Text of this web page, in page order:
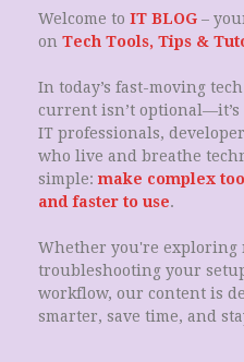
Welcome to IT BLOG –
on Tech Tools, Tips &
In today’s fast-moving
current isn’t optional—it’s
IT professionals,
who live and breathe
simple: make complex
and faster to use.
Whether you're exploring
troubleshooting your
workflow, our content is
smarter, save time, and